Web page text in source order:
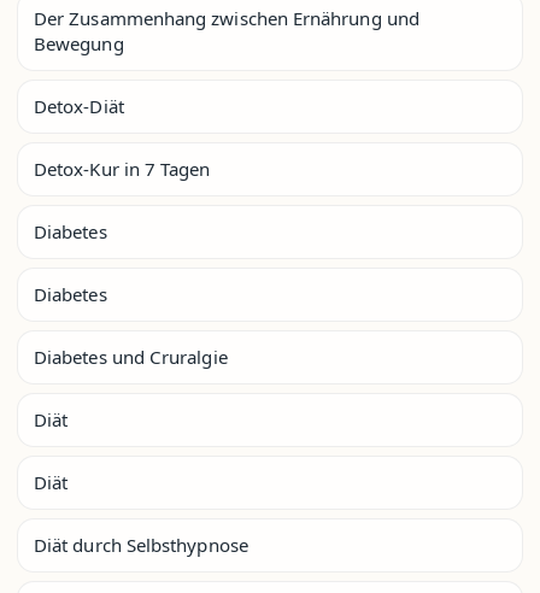
Der Zusammenhang zwischen Ernährung und
Bewegung
Detox-Diät
Detox-Kur in 7 Tagen
Diabetes
Diabetes
Diabetes und Cruralgie
Diät
Diät
Diät durch Selbsthypnose